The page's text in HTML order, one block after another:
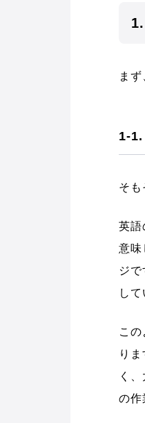
ま
1-1.
そも
英語
意味
ジ
して
こ
り
く
の作